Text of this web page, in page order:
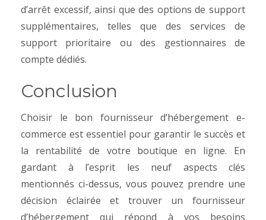
d’arrêt excessif, ainsi que des options de support
supplémentaires, telles que des services de
support prioritaire ou des gestionnaires de
compte dédiés.
Conclusion
Choisir le bon fournisseur d’hébergement e-
commerce est essentiel pour garantir le succès et
la rentabilité de votre boutique en ligne. En
gardant à l’esprit les neuf aspects clés
mentionnés ci-dessus, vous pouvez prendre une
décision éclairée et trouver un fournisseur
d’hébergement qui répond à vos besoins